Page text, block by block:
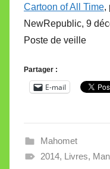
Cartoon of All Time,
NewRepublic, 9
Poste de veille
Partager :
E-mail
Mahomet
2014, Livres,